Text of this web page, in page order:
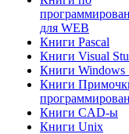
для WEB
Книги Pascal
Книги Visual
Книги Windows
Книги
Книги CAD-ы
Книги Unix